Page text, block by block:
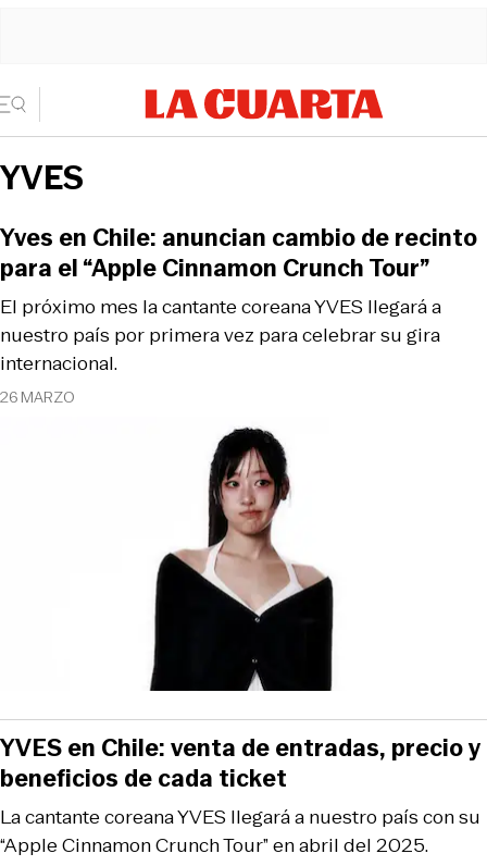
YVES
26 MARZO
El próximo mes la cantante coreana YVES llegará a
nuestro país por primera vez para celebrar su gira
internacional.
Yves en Chile: anuncian cambio de recinto
para el “Apple Cinnamon Crunch Tour”
La cantante coreana YVES llegará a nuestro país con su
“Apple Cinnamon Crunch Tour” en abril del 2025.
YVES en Chile: venta de entradas, precio y
beneficios de cada ticket